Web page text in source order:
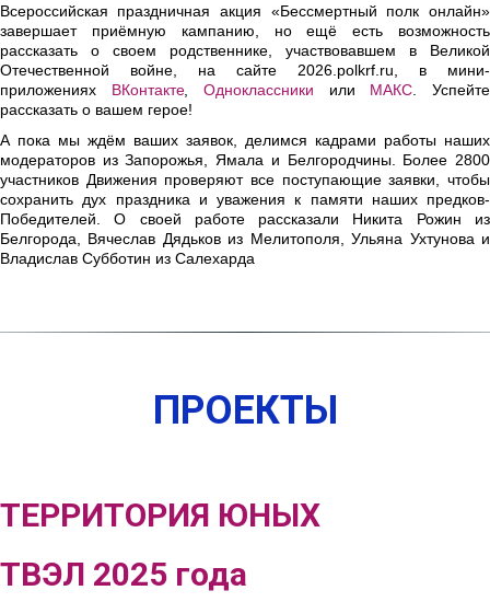
ПРЕЗЕНТАЦИЯ АНО
АСТИК
Всероссийская праздничная акция «Бессмертный полк онлайн»
завершает приёмную кампанию, но ещё есть возможность
рассказать о своем родственнике, участвовавшем в Великой
Отечественной войне, на сайте 2026.polkrf.ru, в мини-
приложениях ВКонтакте,Одноклассники или МАКС. Успейте
рассказать о вашем герое!
А пока мы ждём ваших заявок, делимся кадрами работы наших
модераторов из Запорожья, Ямала и Белгородчины. Более 2800
участников Движения проверяют все поступающие заявки, чтобы
сохранить дух праздника и уважения к памяти наших предков-
Победителей. О своей работе рассказали Никита Рожин из
Белгорода, Вячеслав Дядьков из Мелитополя, Ульяна Ухтунова и
Владислав Субботин из Салехарда
ПРОЕКТЫ
ТЕРРИТОРИЯ ЮНЫХ
ТВЭЛ 2025 года